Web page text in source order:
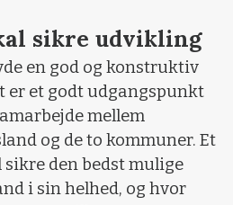
sikre udvikling
en god og konstruktiv
er et godt udgangspunkt
mellem
og de to kommuner. Et
sikre den bedst mulige
i sin helhed, og hvor